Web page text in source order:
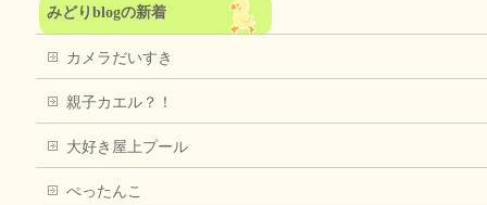
みどりblogの新着
カメラだいすき
親子カエル？！
大好き屋上プール
ぺったんこ